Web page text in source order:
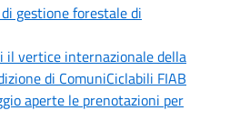
gestione forestale di
il vertice internazionale della
di ComuniCiclabili FIAB
aperte le prenotazioni per